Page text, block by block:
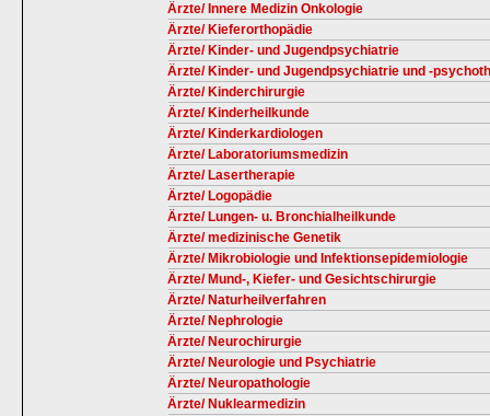
Ärzte/ Innere Medizin Onkologie
Ärzte/ Kieferorthopädie
Ärzte/ Kinder- und Jugendpsychiatrie
Ärzte/ Kinder- und Jugendpsychiatrie und -
Ärzte/ Kinderchirurgie
Ärzte/ Kinderheilkunde
Ärzte/ Kinderkardiologen
Ärzte/ Laboratoriumsmedizin
Ärzte/ Lasertherapie
Ärzte/ Logopädie
Ärzte/ Lungen- u. Bronchialheilkunde
Ärzte/ medizinische Genetik
Ärzte/ Mikrobiologie und Infektionsepidemiologie
Ärzte/ Mund-, Kiefer- und Gesichtschirurgie
Ärzte/ Naturheilverfahren
Ärzte/ Nephrologie
Ärzte/ Neurochirurgie
Ärzte/ Neurologie und Psychiatrie
Ärzte/ Neuropathologie
Ärzte/ Nuklearmedizin